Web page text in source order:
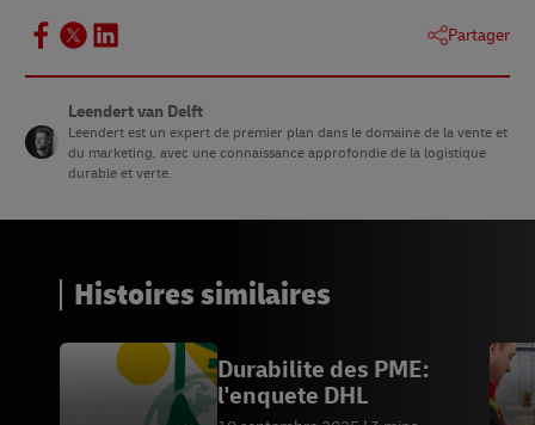
Partager
Leendert van Delft
Leendert est un expert de premier plan dans le domaine de la vente et
du marketing, avec une connaissance approfondie de la logistique
durable et verte.
Histoires similaires
Durabilite des PME:
l'enquete DHL